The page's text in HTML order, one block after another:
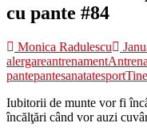
cu pante #84
Monica Radulescu
alergareantrenament
pantepantesanatatesport
Iubitorii de munte vor fi
încălţări când vor auzi